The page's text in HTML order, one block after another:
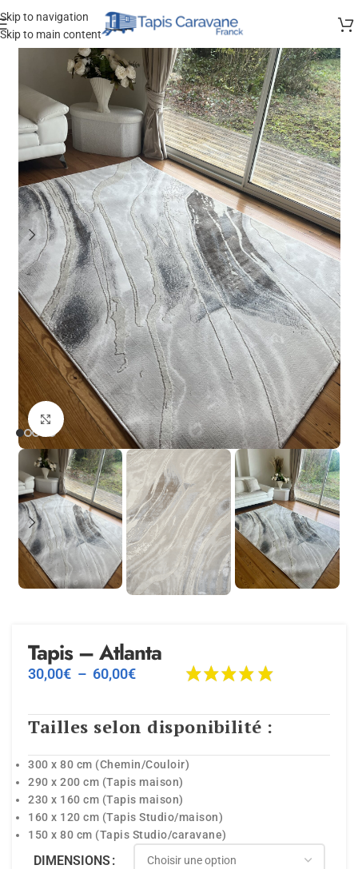
Skip to navigation
Skip to main content
Agrandir
Tapis – Atlanta
30,00€ – 60,00€
Tailles selon disponibilité :
300 x 80 cm (Chemin/Couloir)
290 x 200 cm (Tapis maison)
230 x 160 cm (Tapis maison)
160 x 120 cm (Tapis Studio/maison)
150 x 80 cm (Tapis Studio/caravane)
DIMENSIONS